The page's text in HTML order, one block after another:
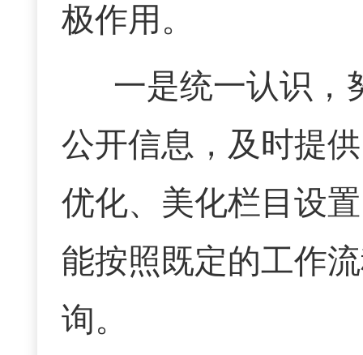
极作用。
一是统一认识，
公开信息，及时提
优化、美化栏目设
能按照既定的工作
询。